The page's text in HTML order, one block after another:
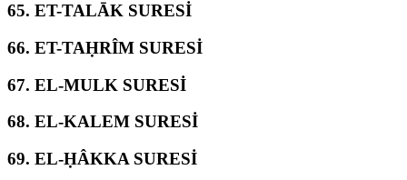
65. ET-TALĀK SURESİ
66. ET-TAḤRÎM SURESİ
67. EL-MULK SURESİ
68. EL-KALEM SURESİ
69. EL-ḤÂKKA SURESİ